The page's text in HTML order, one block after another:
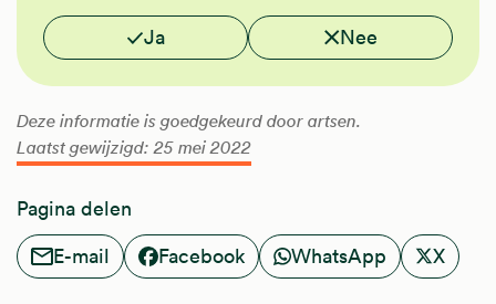
Vond je deze informatie nuttig?
Ja Nee
Deze informatie is goedgekeurd door artsen.
Laatst gewijzigd: 25 mei 2022
Pagina delen
E-mail
Facebook WhatsApp X